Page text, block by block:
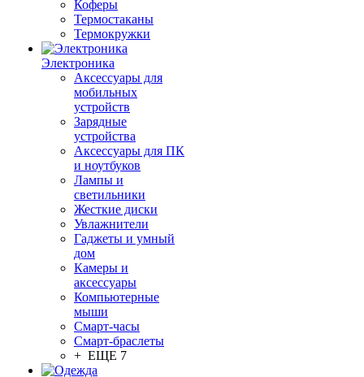
Коферы
Термостаканы
Термокружки
Электроника
Аксессуары для
мобильных
устройств
Зарядные
устройства
Аксессуары для ПК
и ноутбуков
Лампы и
светильники
Жесткие диски
Увлажнители
Гаджеты и умный
дом
Камеры и
аксессуары
Компьютерные
мыши
Смарт-часы
Смарт-браслеты
+ ЕЩЕ 7